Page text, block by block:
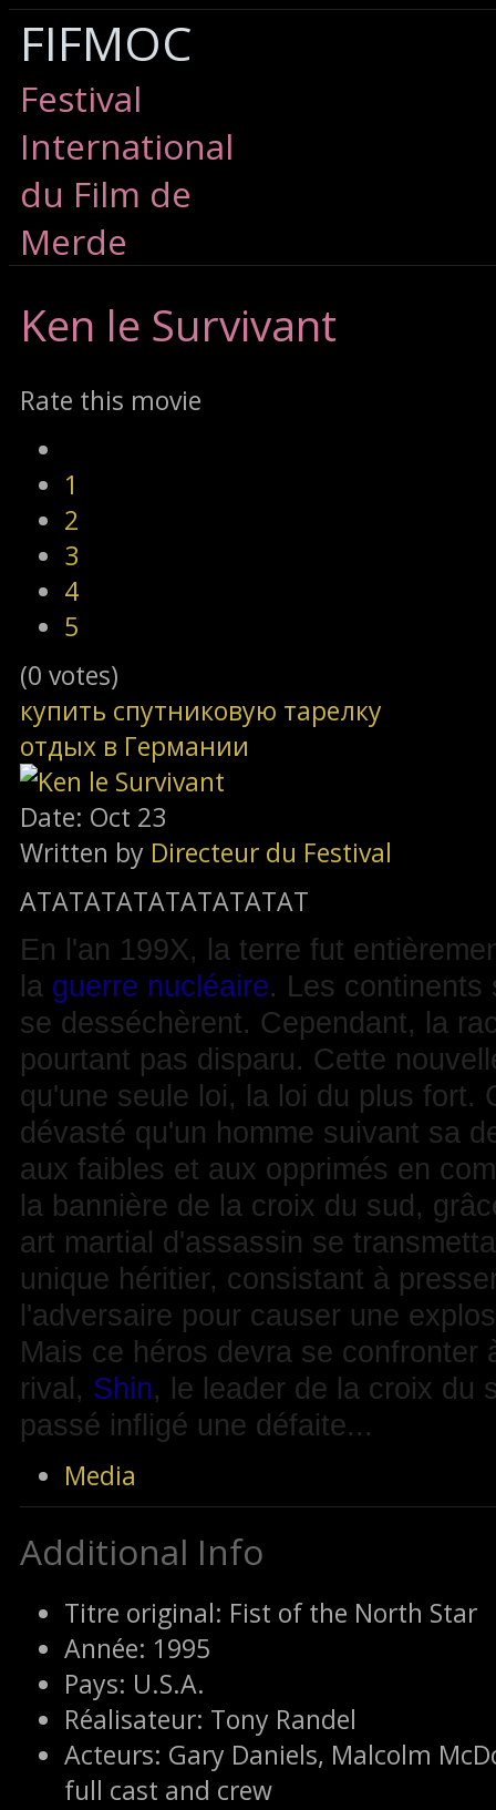
FIFMOC
Festival
International
du Film de
Merde
Ken le Survivant
Rate this movie
1
2
3
4
5
(0 votes)
купить спутниковую тарелку
отдых в Германии
Date: Oct 23
Written by Directeur du Festival
ATATATATATATATATAT
En l'an 199X, la terre fut
la guerre nucléaire. Les continents
se desséchèrent. Cependant, la
pourtant pas disparu. Cette
qu'une seule loi, la loi du plus fort.
dévasté qu'un homme suivant sa
aux faibles et aux opprimés en
la bannière de la croix du sud,
art martial d'assassin se
unique héritier, consistant à
l'adversaire pour causer une
Mais ce héros devra se confronter
rival, Shin, le leader de la croix du
passé infligé une défaite...
Media
Additional Info
Titre original: Fist of the North Star
Année: 1995
Pays: U.S.A.
Réalisateur: Tony Randel
Acteurs: Gary Daniels, Malcolm
full cast and crew